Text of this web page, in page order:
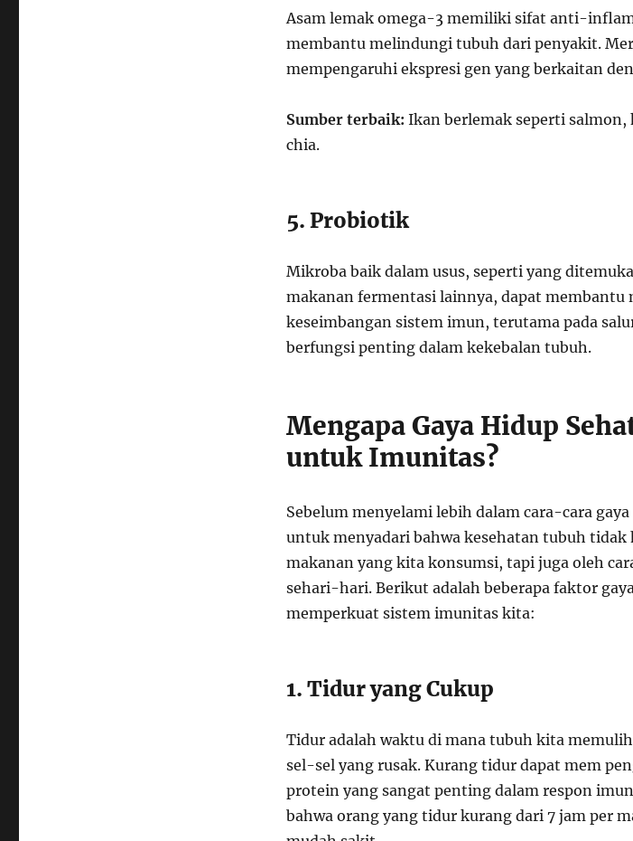
Asam lemak omega-3 memiliki sifat anti-
membantu melindungi tubuh dari penyakit.
mempengaruhi ekspresi gen yang berkaitan
Sumber terbaik: Ikan berlemak seperti salmon,
chia.
5. Probiotik
Mikroba baik dalam usus, seperti yang
makanan fermentasi lainnya, dapat membantu
keseimbangan sistem imun, terutama pada
berfungsi penting dalam kekebalan tubuh.
Mengapa Gaya Hidup
untuk Imunitas?
Sebelum menyelami lebih dalam cara-cara
untuk menyadari bahwa kesehatan tubuh tidak
makanan yang kita konsumsi, tapi juga oleh
sehari-hari. Berikut adalah beberapa faktor
memperkuat sistem imunitas kita:
1. Tidur yang Cukup
Tidur adalah waktu di mana tubuh kita
sel-sel yang rusak. Kurang tidur dapat mem
protein yang sangat penting dalam respon
bahwa orang yang tidur kurang dari 7 jam per